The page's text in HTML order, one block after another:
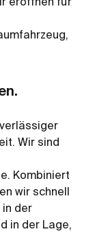
eröffnen für
Wir sind
Kombiniert
wir schnell
in der
in der Lage,